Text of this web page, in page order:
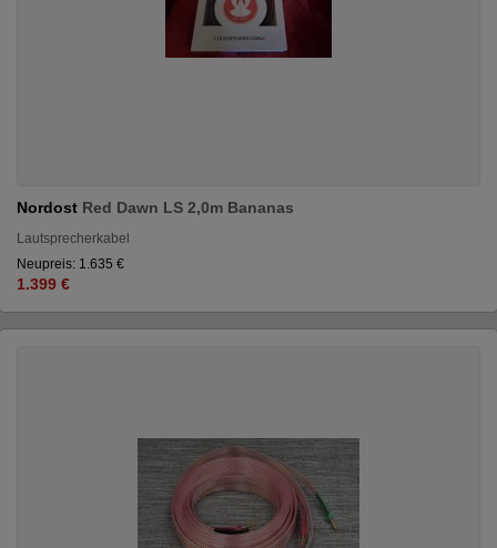
Nordost Red Dawn LS 2,0m Bananas
Lautsprecherkabel
Neupreis: 1.635 €
1.399 €